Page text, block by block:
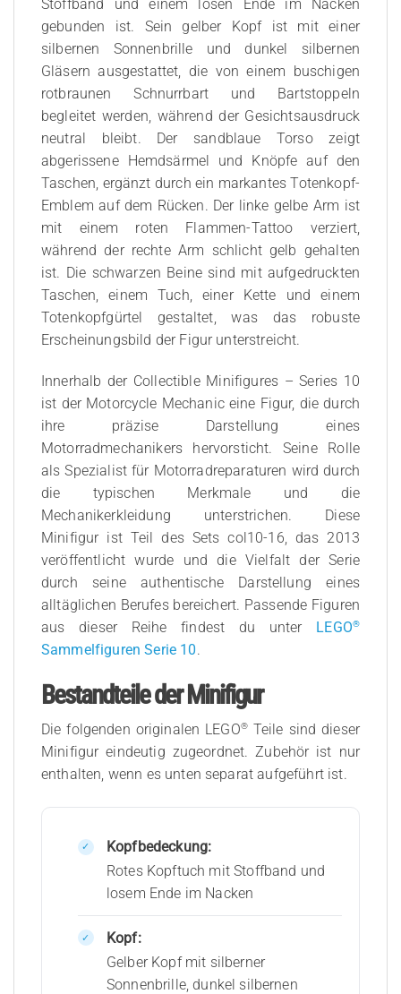
Stoffband und einem losen Ende im Nacken
gebunden ist. Sein gelber Kopf ist mit einer
silbernen Sonnenbrille und dunkel silbernen
Gläsern ausgestattet, die von einem buschigen
rotbraunen Schnurrbart und Bartstoppeln
begleitet werden, während der Gesichtsausdruck
neutral bleibt. Der sandblaue Torso zeigt
abgerissene Hemdsärmel und Knöpfe auf den
Taschen, ergänzt durch ein markantes Totenkopf-
Emblem auf dem Rücken. Der linke gelbe Arm ist
mit einem roten Flammen-Tattoo verziert,
während der rechte Arm schlicht gelb gehalten
ist. Die schwarzen Beine sind mit aufgedruckten
Taschen, einem Tuch, einer Kette und einem
Totenkopfgürtel gestaltet, was das robuste
Erscheinungsbild der Figur unterstreicht.
Innerhalb der Collectible Minifigures – Series 10
ist der Motorcycle Mechanic eine Figur, die durch
ihre präzise Darstellung eines
Motorradmechanikers hervorsticht. Seine Rolle
als Spezialist für Motorradreparaturen wird durch
die typischen Merkmale und die
Mechanikerkleidung unterstrichen. Diese
Minifigur ist Teil des Sets col10-16, das 2013
veröffentlicht wurde und die Vielfalt der Serie
durch seine authentische Darstellung eines
alltäglichen Berufes bereichert. Passende Figuren
aus dieser Reihe findest du unter LEGO®
Sammelfiguren Serie 10.
Bestandteile der Minifigur
Die folgenden originalen LEGO®Teile sind dieser
Minifigur eindeutig zugeordnet. Zubehör ist nur
enthalten, wenn es unten separat aufgeführt ist.
Kopfbedeckung:
Rotes Kopftuch mit Stoffband und
losem Ende im Nacken
Kopf:
Gelber Kopf mit silberner
Sonnenbrille, dunkel silbernen